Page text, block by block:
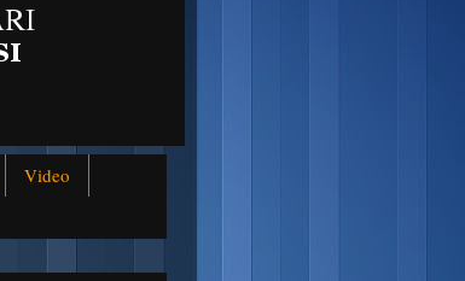
Video